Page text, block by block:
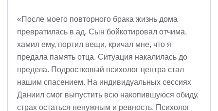
«После моего повторного брака жизнь дома
превратилась в ад. Сын бойкотировал отчима,
хамил ему, портил вещи, кричал мне, что я
предала память отца. Ситуация накалилась до
предела. Подростковый психолог центра стал
нашим спасением. На индивидуальных сессиях
Даниил смог выпустить всю накопившуюся обиду,
страх остаться ненужным и ревность. Психолог